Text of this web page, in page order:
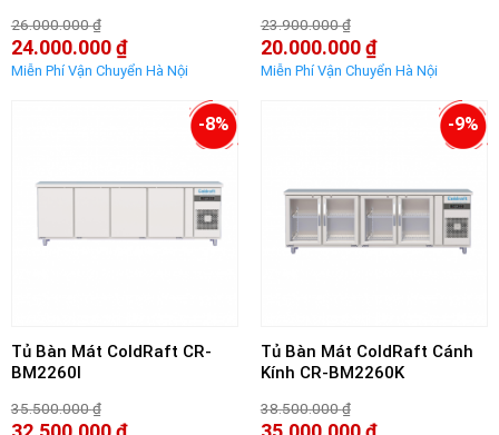
26.000.000₫
Giá
gốc
là:
24.000.000₫
Giá
23.900.000₫
Giá
gốc
là:
20.000.000₫
Giá
-8%
Tủ Bàn Mát ColdRaft CR-
BM2260I
35.500.000₫
Giá
-9%
Tủ Bàn Mát ColdRaft Cánh
Kính CR-BM2260K
38.500.000₫
Giá